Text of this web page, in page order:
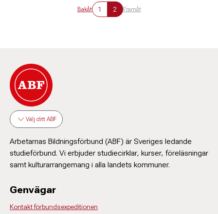
Bakåt 1 2 Framåt
Välj ditt ABF
Arbetarnas Bildningsförbund (ABF) är Sveriges ledande
studieförbund. Vi erbjuder studiecirklar, kurser, föreläsningar
samt kulturarrangemang i alla landets kommuner.
Genvägar
Kontakt förbundsexpeditionen